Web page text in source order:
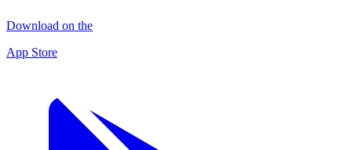
Download on the
App Store